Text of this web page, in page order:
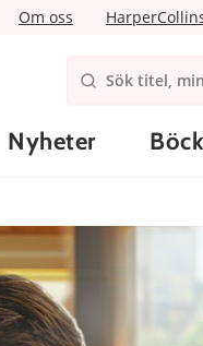
Om oss
Nyheter